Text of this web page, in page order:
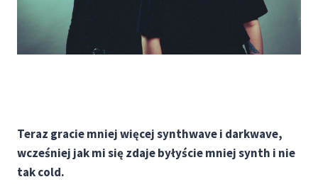
Teraz gracie mniej więcej synthwave i darkwave,
wcześniej jak mi się zdaje byłyście mniej synth i nie
tak cold.